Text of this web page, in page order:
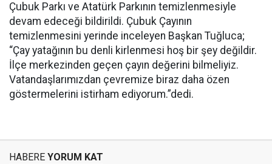
Çubuk Parkı ve Atatürk Parkının temizlenmesiyle
devam edeceği bildirildi. Çubuk Çayının
temizlenmesini yerinde inceleyen Başkan Tuğluca;
“Çay yatağının bu denli kirlenmesi hoş bir şey değildir.
İlçe merkezinden geçen çayın değerini bilmeliyiz.
Vatandaşlarımızdan çevremize biraz daha özen
göstermelerini istirham ediyorum.”dedi.
HABERE YORUM KAT